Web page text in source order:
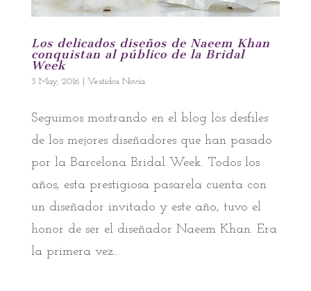
Los delicados diseños de Naeem Khan
conquistan al público de la Bridal
Week
3 May, 2016 Vestidos Novia
Seguimos mostrando en el blog los desfiles
de los mejores diseñadores que han pasado
por la Barcelona Bridal Week. Todos los
años, esta prestigiosa pasarela cuenta con
un diseñador invitado y este año, tuvo el
honor de ser el diseñador Naeem Khan. Era
la primera vez...